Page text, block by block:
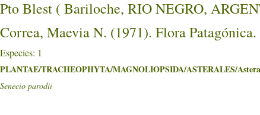
Pto Blest ( Bariloche, RIO NEGRO,
Correa, Maevia N. (1971). Flora
Especies: 1
PLANTAE/TRACHEOPHYTA/MAGNOLIOPSIDA/ASTERALES/
Senecio parodii